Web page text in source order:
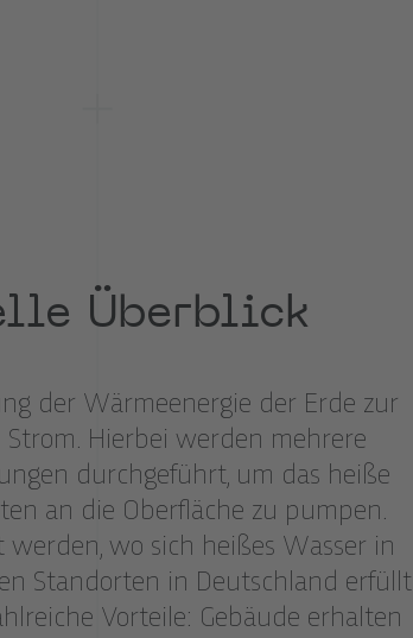
Überblick
der Wärmeenergie der Erde zur
Hierbei werden mehrere
durchgeführt, um das heiße
an die Oberfläche zu pumpen.
werden, wo sich heißes Wasser in
Standorten in Deutschland erfüllt
Vorteile: Gebäude erhalten